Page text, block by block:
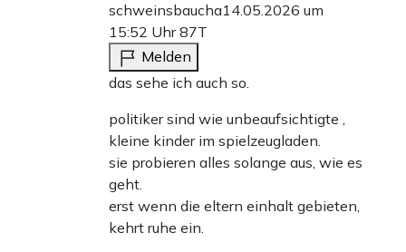
schweinsbaucha14.05.2026 um
15:52 Uhr87T
Melden
das sehe ich auch so.
politiker sind wie unbeaufsichtigte ,
kleine kinder im spielzeugladen.
sie probieren alles solange aus, wie es
geht.
erst wenn die eltern einhalt gebieten,
kehrt ruhe ein.